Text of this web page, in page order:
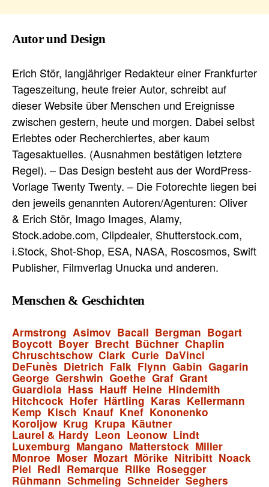
Autor und Design
Erich Stör, langjähriger Redakteur einer Frankfurter
Tageszeitung, heute freier Autor, schreibt auf
dieser Website über Menschen und Ereignisse
zwischen gestern, heute und morgen. Dabei selbst
Erlebtes oder Recherchiertes, aber kaum
Tagesaktuelles. (Ausnahmen bestätigen letztere
Regel). – Das Design besteht aus der WordPress-
Vorlage Twenty Twenty. – Die Fotorechte liegen bei
den jeweils genannten Autoren/Agenturen: Oliver
& Erich Stör, Imago Images, Alamy,
Stock.adobe.com, Clipdealer, Shutterstock.com,
i.Stock, Shot-Shop, ESA, NASA, Roscosmos, Swift
Publisher, Filmverlag Unucka und anderen.
Menschen & Geschichten
Armstrong Asimov Bacall Bergman Bogart
Boycott Boyer Brecht Büchner Chaplin
Chruschtschow Clark Curie DaVinci
DeFunès Dietrich Falk Flynn Gabin Gagarin
George Gershwin Goethe Graf Grant
Guardiola Hass Hauff Heine Hindemith
Hitchcock Hofer Härtling Karas Kellermann
Kemp Kisch Knauf Knef Kononenko
Koroljow Krug Krupa Käutner
Laurel & Hardy Leon Leonow Lindt
Luxemburg Mangano Matterstock Miller
Monroe Moser Mozart Mörike Nitribitt Noack
Piel Redl Remarque Rilke Rosegger
Rühmann Schmeling Schneider Seghers